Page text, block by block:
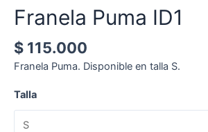
Franela Puma ID1
$ 115.000
Franela Puma. Disponible en talla S.
Talla